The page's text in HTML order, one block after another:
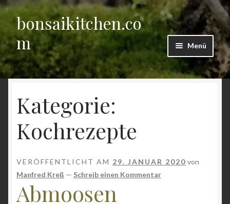
Zur
Navigation
springen
Zum
Inhalt
springen
bonsaikitchen.co
m
Menü
Start
Aktivität
Blog
Der Bonsai Leitfaden für Einsteiger
Kategorie:
Kochrezepte
VERÖFFENTLICHT AM 29. JANUAR 2020 von
Manfred Kreß — Schreib einen Kommentar
Abmoosen